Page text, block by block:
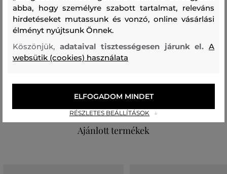
kódjaX09371_P5183-722-DC-T7420
Összetétel
30 %
Ajánlott termékek
abba, hogy személyre szabott tartalmat, releváns
hirdetéseket mutassunk és vonzó, online vásárlási
élményt nyújtsunk Önnek.
Köszönjük, adataival tisztességesen járunk el.A
websütik (cookies) használata
RÉSZLETES BEÁLLÍTÁSOK
ELFOGADOM MINDET